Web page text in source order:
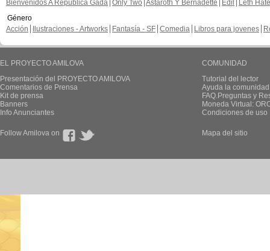
Bienvenidos A República Gada Only Two Astaroth Y Bernadette Edil
Leth Hate
Género
Acción
Ilustraciones - Artworks Fantasía - SF Comedia Libros para jovenes
EL PROYECTO AMILOVA
Presentación del PROYECTO AMILOVA
Comentarios de Prensa
Kit de prensa
Banners
Info Anunciantes
COMUNIDAD
Tutorial del lector
Ayuda la
FAQ.Preguntas y
Moneda Virtual:
Condiciones de uso
Follow Amilova on Mapa del sitio